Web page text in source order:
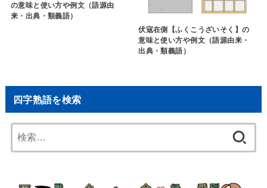
の意味と使い方や例文（語源由
来・出典・類義語）
伏寇在側【ふくこうざいそく】の
意味と使い方や例文（語源由来・
出典・類義語）
四字熟語を検索
索: